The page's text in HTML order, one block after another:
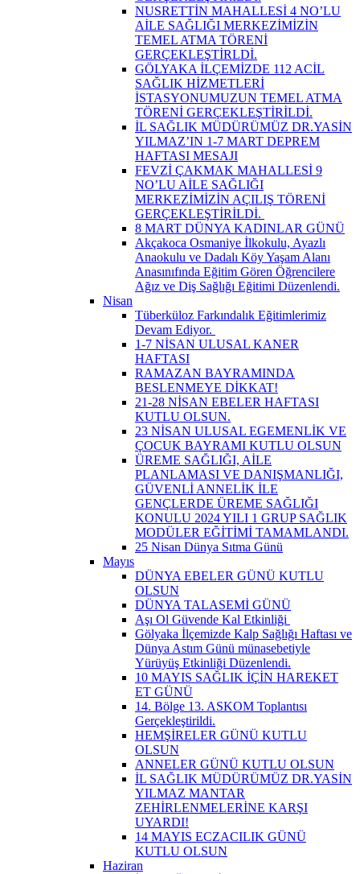
NUSRETTİN MAHALLESİ 4 NO’LU
AİLE SAĞLIĞI MERKEZİMİZİN
TEMEL ATMA TÖRENİ
GERÇEKLEŞTİRLDİ.
GÖLYAKA İLÇEMİZDE 112 ACİL
SAĞLIK HİZMETLERİ
İSTASYONUMUZUN TEMEL ATMA
TÖRENİ GERÇEKLEŞTİRİLDİ.
İL SAĞLIK MÜDÜRÜMÜZ DR.YASİN
YILMAZ’IN 1-7 MART DEPREM
HAFTASI MESAJI
FEVZİ ÇAKMAK MAHALLESİ 9
NO’LU AİLE SAĞLIĞI
MERKEZİMİZİN AÇILIŞ TÖRENİ
GERÇEKLEŞTİRİLDİ. ​
8 MART DÜNYA KADINLAR GÜNÜ
Akçakoca Osmaniye İlkokulu, Ayazlı
Anaokulu ve Dadalı Köy Yaşam Alanı
Anasınıfında Eğitim Gören Öğrencilere
Ağız ve Diş Sağlığı Eğitimi Düzenlendi.
Nisan
Tüberküloz Farkındalık Eğitimlerimiz
Devam Ediyor. ​
1-7 NİSAN ULUSAL KANER
HAFTASI
RAMAZAN BAYRAMINDA
BESLENMEYE DİKKAT!
21-28 NİSAN EBELER HAFTASI
KUTLU OLSUN.
23 NİSAN ULUSAL EGEMENLİK VE
ÇOCUK BAYRAMI KUTLU OLSUN
ÜREME SAĞLIĞI, AİLE
PLANLAMASI VE DANIŞMANLIĞI,
GÜVENLİ ANNELİK İLE
GENÇLERDE ÜREME SAĞLIĞI
KONULU 2024 YILI 1 GRUP SAĞLIK
MODÜLER EĞİTİMİ TAMAMLANDI.
25 Nisan Dünya Sıtma Günü
Mayıs
DÜNYA EBELER GÜNÜ KUTLU
OLSUN
DÜNYA TALASEMİ GÜNÜ
Aşı Ol Güvende Kal Etkinliği ​
Gölyaka İlçemizde Kalp Sağlığı Haftası ve
Dünya Astım Günü münasebetiyle
Yürüyüş Etkinliği Düzenlendi.
10 MAYIS SAĞLIK İÇİN HAREKET
ET GÜNÜ
14. Bölge 13. ASKOM Toplantısı
Gerçekleştirildi.
HEMŞİRELER GÜNÜ KUTLU
OLSUN
ANNELER GÜNÜ KUTLU OLSUN
İL SAĞLIK MÜDÜRÜMÜZ DR.YASİN
YILMAZ MANTAR
ZEHİRLENMELERİNE KARŞI
UYARDI!
14 MAYIS ECZACILIK GÜNÜ
KUTLU OLSUN
Haziran